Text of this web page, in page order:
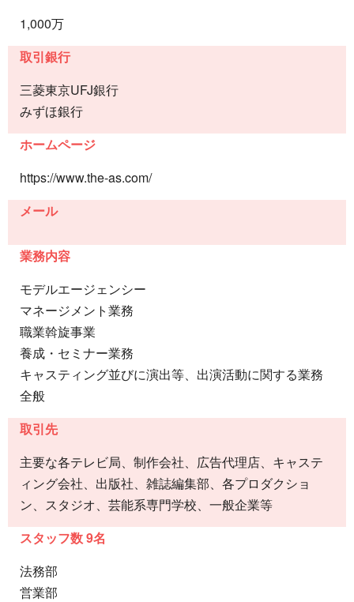
1,000万
取引銀行
三菱東京UFJ銀行
みずほ銀行
ホームページ
https://www.the-as.com/
メール
業務内容
モデルエージェンシー
マネージメント業務
職業斡旋事業
養成・セミナー業務
キャスティング並びに演出等、出演活動に関する業務
全般
取引先
主要な各テレビ局、制作会社、広告代理店、キャステ
ィング会社、出版社、雑誌編集部、各プロダクショ
ン、スタジオ、芸能系専門学校、一般企業等
スタッフ数 9名
法務部
営業部